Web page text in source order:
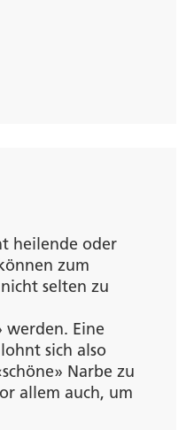
heilende oder
zum
selten zu
Eine
sich also
Narbe zu
allem auch, um